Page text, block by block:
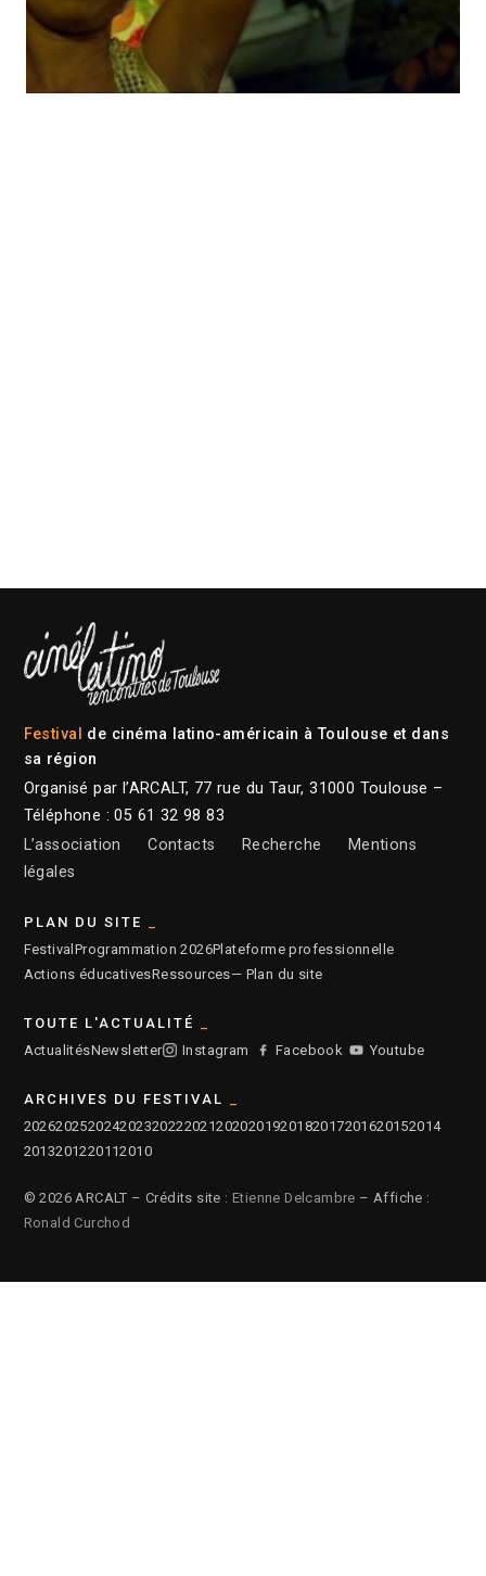
Festival de cinéma latino-américain à Toulouse et dans
sa région
Organisé par l’ARCALT, 77 rue du Taur, 31000 Toulouse –
Téléphone : 05 61 32 98 83
L’association
Contacts Recherche
Mentions
légales
PLAN DU SITE
Festival Programmation 2026Plateforme professionnelle
Actions éducativesRessources— Plan du site
TOUTE L'ACTUALITÉ
ActualitésNewsletter Instagram Facebook Youtube
ARCHIVES DU FESTIVAL
2026202520242023202220212020201920182017201620152014
2013201220112010
© 2026 ARCALT – Crédits site : Etienne Delcambre – Affiche :
Ronald Curchod